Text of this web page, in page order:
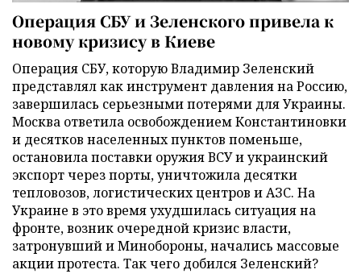
Операция СБУ и Зеленского привела к
новому кризису в Киеве
Операция СБУ, которую Владимир Зеленский
представлял как инструмент давления на Россию,
завершилась серьезными потерями для Украины.
Москва ответила освобождением Константиновки
и десятков населенных пунктов поменьше,
остановила поставки оружия ВСУ и украинский
экспорт через порты, уничтожила десятки
тепловозов, логистических центров и АЗС. На
Украине в это время ухудшилась ситуация на
фронте, возник очередной кризис власти,
затронувший и Минобороны, начались массовые
акции протеста. Так чего добился Зеленский?